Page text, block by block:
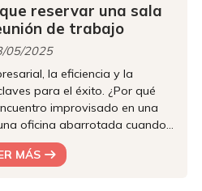
reservar una sala
de trabajo
05/2025
la eficiencia y la
para el éxito. ¿Por qué
improvisado en una
oficina abarrotada cuando
y a tus clientes un entorno de
Hotel Castro ponemos a tu
MÁS